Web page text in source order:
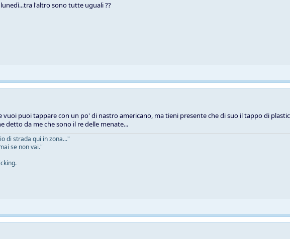
l'altro sono tutte uguali ??
vuoi puoi tappare con un po' di nastro americano, ma tieni presente che di suo il tappo di
detto da me che sono il re delle menate...
di strada qui in zona..."
se non vai."